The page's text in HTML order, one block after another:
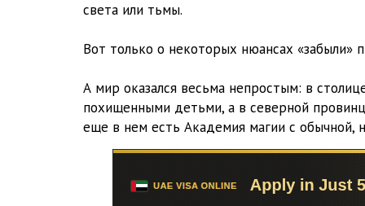
10.Глава 10
11.Глава 11
12.Глава 12
13.Глава 13
14.Глава 14
света или тьмы.
Вот только о некоторых нюансах «забыли»
А мир оказался весьма непростым: в
похищенными детьми, а в северной
еще в нем есть Академия магии с обычной,